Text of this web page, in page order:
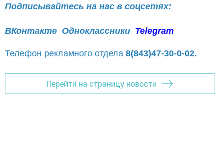
Подписывайтесь на нас в соцсетях:
ВКонтакте Одноклассники Telegram
Телефон рекламного отдела 8(843)47-30-0-02.
Перейти на страницу новости